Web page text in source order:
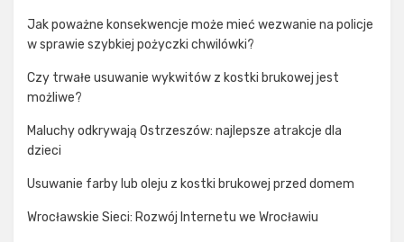
Jak poważne konsekwencje może mieć wezwanie na policje
w sprawie szybkiej pożyczki chwilówki?
Czy trwałe usuwanie wykwitów z kostki brukowej jest
możliwe?
Maluchy odkrywają Ostrzeszów: najlepsze atrakcje dla
dzieci
Usuwanie farby lub oleju z kostki brukowej przed domem
Wrocławskie Sieci: Rozwój Internetu we Wrocławiu